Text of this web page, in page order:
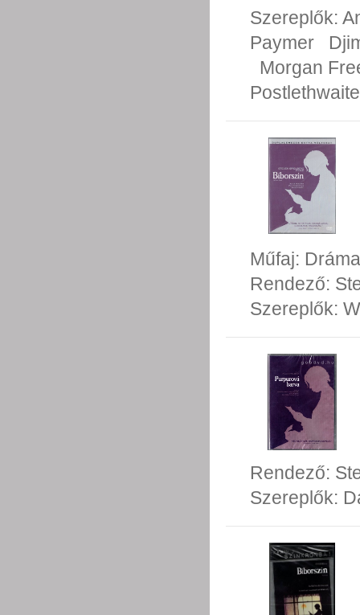
Szereplők:
Paymer
Morgan
Postlethwaite
Műfaj: Dráma
Rendező:
Szereplők:
Rendező:
Szereplők: